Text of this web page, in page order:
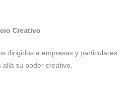
Creativo
dirigidos a empresas y particulares
su poder creativo.